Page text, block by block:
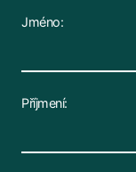
Jméno:
Příjmení: